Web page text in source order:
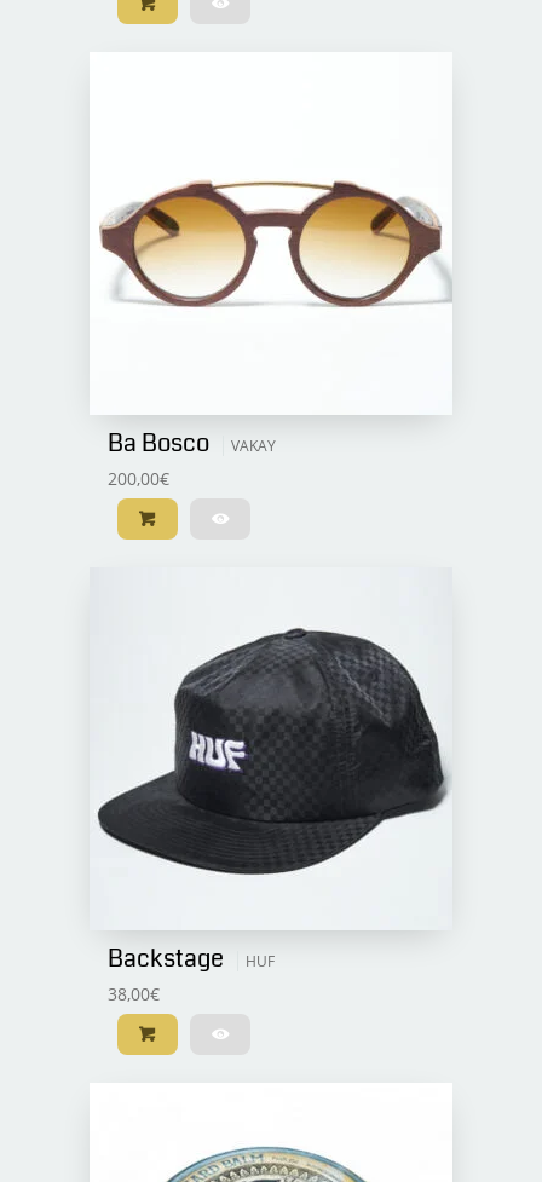
Ba Bosco VAKAY
200,00€
Backstage HUF
38,00€